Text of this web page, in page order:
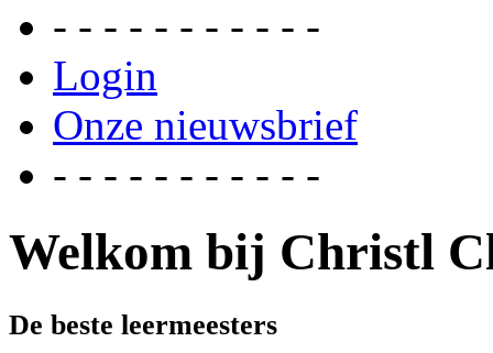
- - - - - - - - - - -
Login
Onze nieuwsbrief
- - - - - - - - - - -
Welkom bij Christl
De beste leermeesters